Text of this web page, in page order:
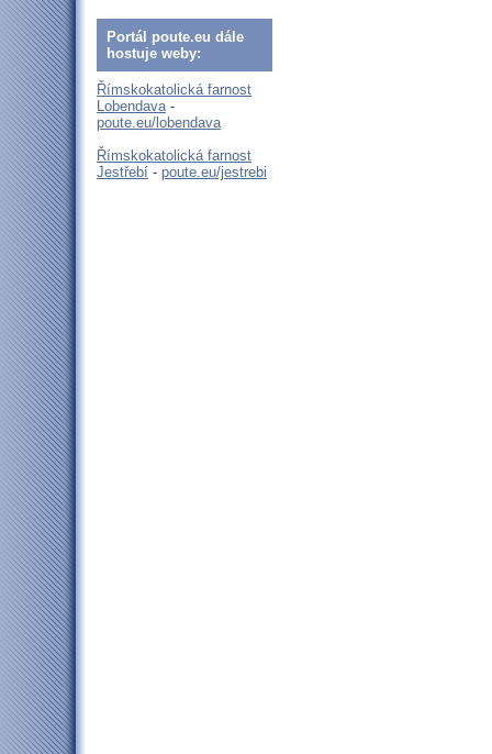
Portál poute.eu dále
hostuje weby:
Římskokatolická farnost
Lobendava-
poute.eu/lobendava
Římskokatolická farnost
Jestřebí - poute.eu/jestrebi